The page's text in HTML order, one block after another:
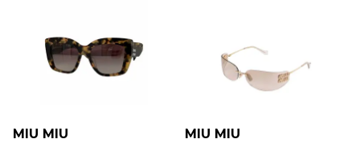
MIU MIU MIU MIU